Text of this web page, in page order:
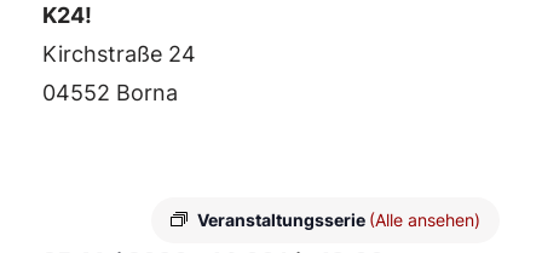
K24!
Kirchstraße 24
04552 Borna
Veranstaltungsserie (Alle ansehen)